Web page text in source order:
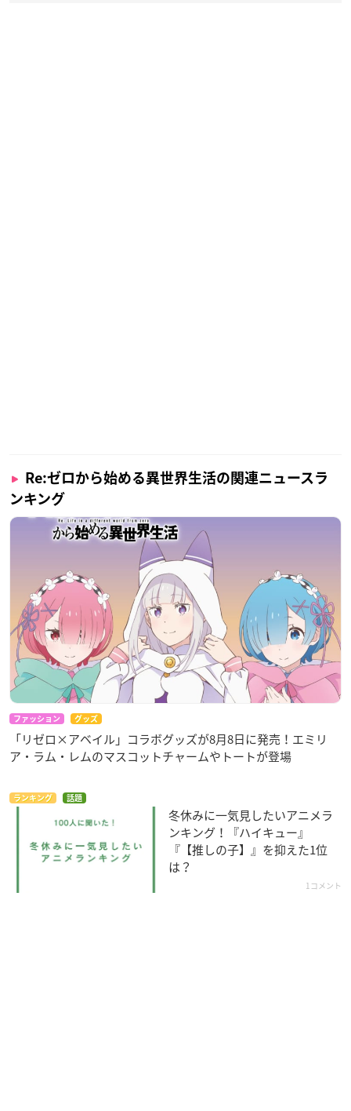
Re:ゼロから始める異世界生活の関連ニュースラ
ンキング
ファッション グッズ
「リゼロ×アベイル」コラボグッズが8月8日に発売！エミリ
ア・ラム・レムのマスコットチャームやトートが登場
ランキング 話題
冬休みに一気見したいアニメラ
ンキング！『ハイキュー』
『【推しの子】』を抑えた1位
は？
1コメント